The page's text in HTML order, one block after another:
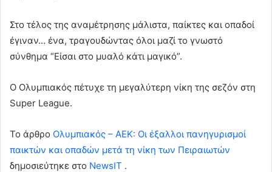
Στο τέλος της αναμέτρησης μάλιστα, παίκτες και οπαδοί
έγιναν… ένα, τραγουδώντας όλοι μαζί το γνωστό
σύνθημα “Είσαι στο μυαλό κάτι μαγικό”.
Ο Ολυμπιακός πέτυχε τη μεγαλύτερη νίκη της σεζόν στη
Super League.
To άρθρο Ολυμπιακός – ΑΕΚ: Οι έξαλλοι πανηγυρισμοί
παικτών και οπαδών μετά τη νίκη των Πειραιωτών
δημοσιεύτηκε στο NewsIT .